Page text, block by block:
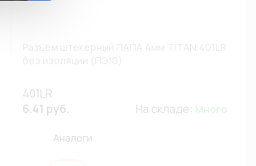
Разъем штекерный ПАПА 4мм TITAN 401LR
401LR
6.41 руб.
На складе: Много
Аналоги